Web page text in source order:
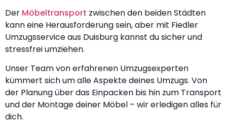
Der Möbeltransport zwischen den beiden Städten
kann eine Herausforderung sein, aber mit Fiedler
Umzugsservice aus Duisburg kannst du sicher und
stressfrei umziehen.
Unser Team von erfahrenen Umzugsexperten
kümmert sich um alle Aspekte deines Umzugs. Von
der Planung über das Einpacken bis hin zum Transport
und der Montage deiner Möbel – wir erledigen alles für
dich.